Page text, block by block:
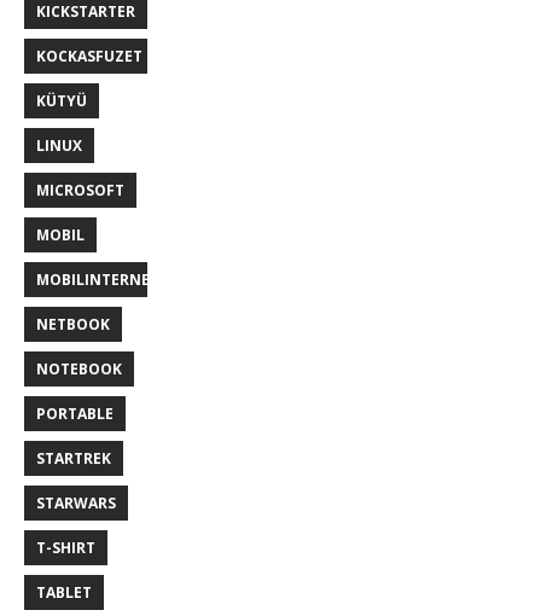
KICKSTARTER
KOCKASFUZET
KÜTYÜ
LINUX
MICROSOFT
MOBIL
MOBILINTERNET
NETBOOK
NOTEBOOK
PORTABLE
STARTREK
STARWARS
T-SHIRT
TABLET